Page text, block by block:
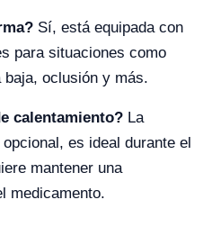
Sí, está equipada con
para situaciones como
oclusión y más.
calentamiento? La
es ideal durante el
mantener una
medicamento.